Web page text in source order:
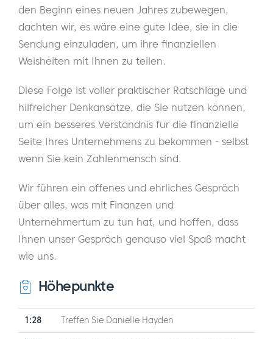
den Beginn eines neuen Jahres zubewegen,
dachten wir, es wäre eine gute Idee, sie in die
Sendung einzuladen, um ihre finanziellen
Weisheiten mit Ihnen zu teilen.
Diese Folge ist voller praktischer Ratschläge und
hilfreicher Denkansätze, die Sie nutzen können,
um ein besseres Verständnis für die finanzielle
Seite Ihres Unternehmens zu bekommen - selbst
wenn Sie kein Zahlenmensch sind.
Wir führen ein offenes und ehrliches Gespräch
über alles, was mit Finanzen und
Unternehmertum zu tun hat, und hoffen, dass
Ihnen unser Gespräch genauso viel Spaß macht
wie uns.
Höhepunkte
1:28 Treffen Sie Danielle Hayden